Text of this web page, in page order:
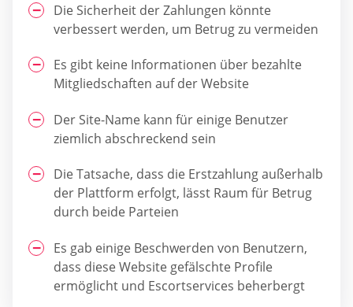
Die Sicherheit der Zahlungen könnte
verbessert werden, um Betrug zu vermeiden
Es gibt keine Informationen über bezahlte
Mitgliedschaften auf der Website
Der Site-Name kann für einige Benutzer
ziemlich abschreckend sein
Die Tatsache, dass die Erstzahlung außerhalb
der Plattform erfolgt, lässt Raum für Betrug
durch beide Parteien
Es gab einige Beschwerden von Benutzern,
dass diese Website gefälschte Profile
ermöglicht und Escortservices beherbergt